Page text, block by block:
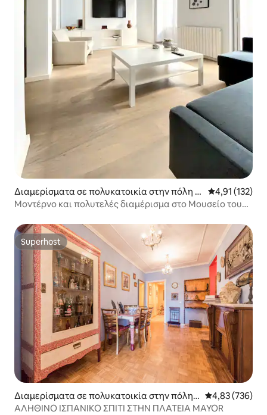
Διαμερίσματα σε πολυκατοικία στην πόλη Μ
αδρίτη
Μέση
4,91 (132)
Μοντέρνο και πολυτελές διαμέρισμα στο Μουσείο του
Superhost
Superhost
Διαμερίσματα σε πολυκατοικία στην πόλη
Μαδρίτη
Μέση
4,83 (736)
ΑΛΗΘΙΝΟ ΙΣΠΑΝΙΚΟ ΣΠΙΤΙ ΣΤΗΝ ΠΛΑΤΕΙΑ MAYOR